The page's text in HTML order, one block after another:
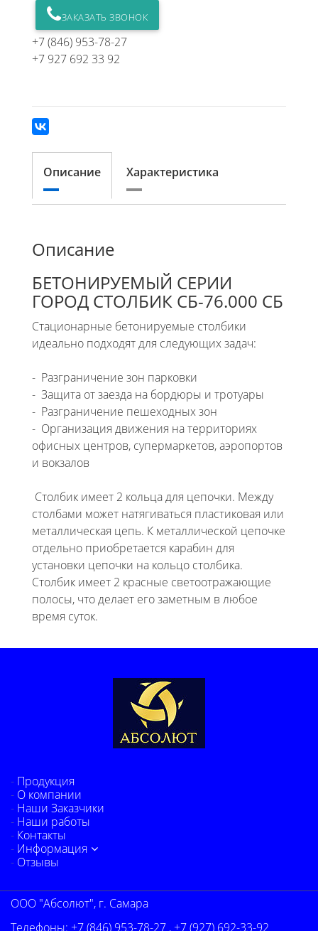
ЗАКАЗАТЬ ЗВОНОК
+7 (846) 953-78-27
+7 927 692 33 92
Описание Характеристика
Описание
БЕТОНИРУЕМЫЙ СЕРИИ
ГОРОД СТОЛБИК СБ-76.000 СБ
Стационарные бетонируемые столбики
идеально подходят для следующих задач:
- Разграничение зон парковки
- Защита от заезда на бордюры и тротуары
- Разграничение пешеходных зон
- Организация движения на территориях
офисных центров, супермаркетов, аэропортов
и вокзалов
Столбик имеет 2 кольца для цепочки. Между
столбами может натягиваться пластиковая или
металлическая цепь. К металлической цепочке
отдельно приобретается карабин для
установки цепочки на кольцо столбика.
Столбик имеет 2 красные светоотражающие
полосы, что делает его заметным в любое
время суток.
Продукция
О компании
Наши Заказчики
Наши работы
Контакты
Информация
Отзывы
ООО "Абсолют", г. Самара
Телефоны: +7 (846) 953-78-27 , +7 (927) 692-33-92